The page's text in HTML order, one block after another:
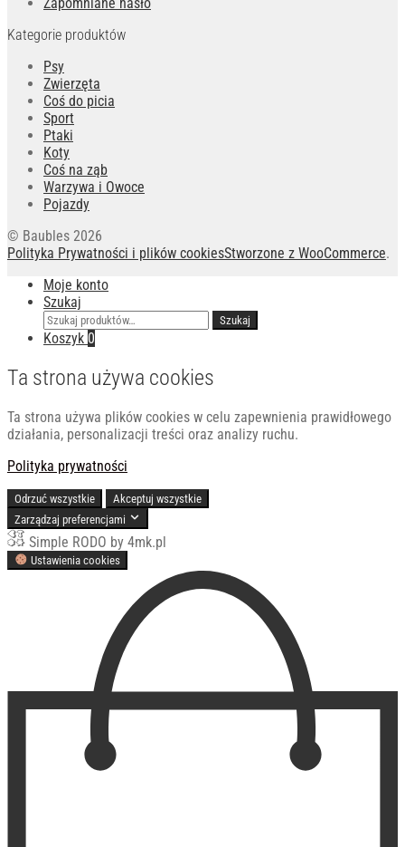
Kategorie produktów
Psy
Zwierzęta
Coś do picia
Sport
Ptaki
Koty
Coś na ząb
Warzywa i Owoce
Pojazdy
© Baubles 2026
Polityka Prywatności i plików cookiesStworzone z WooCommerce.
Moje konto
Szukaj
Szukaj:
Szukaj
Koszyk 0
Ta strona używa cookies
Ta strona używa plików cookies w celu zapewnienia prawidłowego
działania, personalizacji treści oraz analizy ruchu.
Polityka prywatności
Odrzuć wszystkie
Akceptuj wszystkie
Zarządzaj preferencjami
Simple RODO by 4mk.pl
Ustawienia cookies